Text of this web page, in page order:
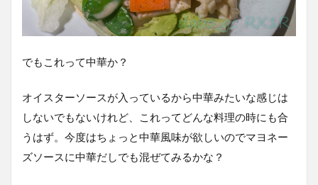
でもこれって中華か？
オイスターソースが入っているから中華みたいな感じは
しないでもないけれど、これってどんな料理の時にも合
うはず。今度はちょっと中華風味が欲しいのでマヨネー
ズソースに中華だしでも混ぜてみるかな？